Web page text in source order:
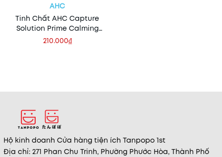
AHC
Tinh Chất AHC Capture
Solution Prime Calming
Ampoule 50ml (Hỗ Trợ
210.000₫
Hộ kinh doanh Cửa hàng tiện ích Tanpopo 1st
Địa chỉ: 271 Phan Chu Trinh, Phường Phước Hòa, Thành Phố